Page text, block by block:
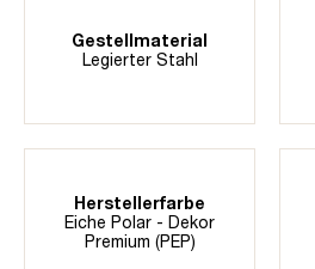
Gestellmaterial
Legierter Stahl
Herstellerfarbe
Eiche Polar - Dekor
Premium (PEP)